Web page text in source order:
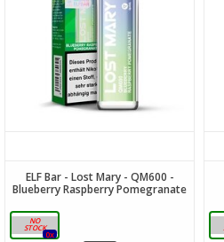
ELF Bar - Lost Mary - QM600 -
Blueberry Raspberry Pomegranate
20mg
0x